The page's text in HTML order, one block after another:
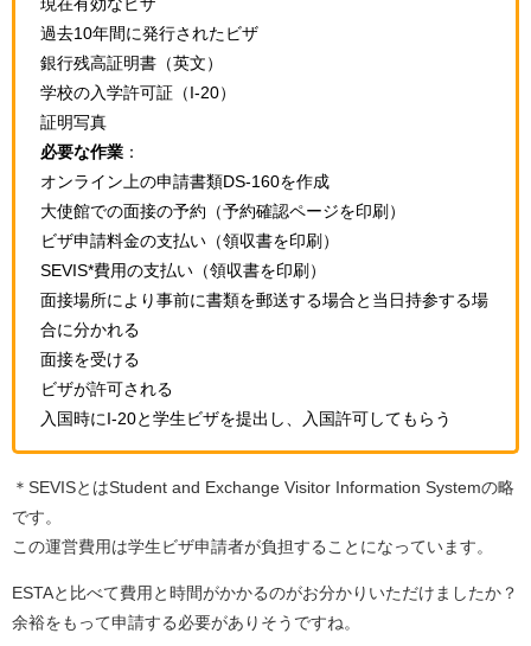
過去10年間に発行されたビザ
銀行残高証明書（英文）
学校の入学許可証（I-20）
証明写真
必要な作業 ：
オンライン上の申請書類DS-160を作成
大使館での面接の予約（予約確認ページを印刷）
ビザ申請料金の支払い（領収書を印刷）
SEVIS*費用の支払い（領収書を印刷）
面接場所により事前に書類を郵送する場合と当日持参する場
合に分かれる
面接を受ける
ビザが許可される
入国時にI-20と学生ビザを提出し、入国許可してもらう
＊SEVISとはStudent and Exchange Visitor Information Systemの略
です。
この運営費用は学生ビザ申請者が負担することになっています。
ESTAと比べて費用と時間がかかるのがお分かりいただけましたか？
余裕をもって申請する必要がありそうですね。